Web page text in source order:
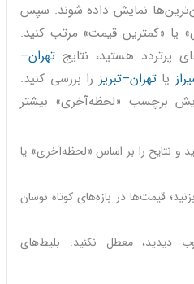
نمایش داده شوند. سپس
یا «کمترین قیمت» مرتب کنید.
پرتردد هستید، نتایج تهران–
یاتهران–تبریز را بررسی کنید.
برچسب «لحظه‌آخری» بیشتر
و نتایج را بر اساس «لحظه‌آخری» یا
قیمت‌ها در بازه‌های کوتاه نوسان
دیدید، معطل نکنید. بلیط‌های